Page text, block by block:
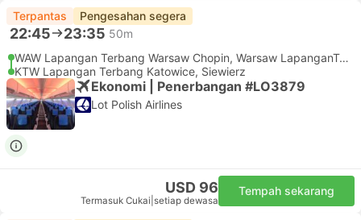
Terpantas Pengesahan segera
22:45 23:35 50m
WAW Lapangan Terbang Warsaw Chopin, Warsaw LapanganTerbang
KTW Lapangan Terbang Katowice, Siewierz
Ekonomi | Penerbangan #LO3879
Lot Polish Airlines
USD 96
Termasuk Cukai setiap dewasa
Tempah sekarang